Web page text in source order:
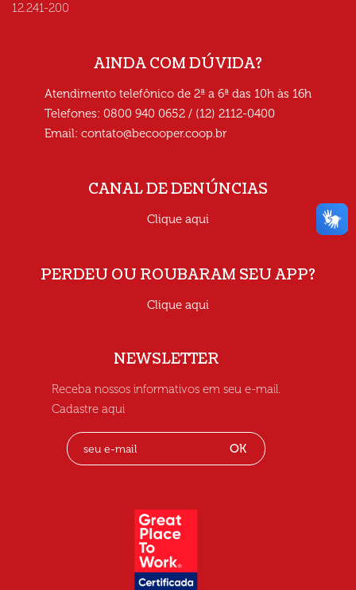
12.241-200
AINDA COM DÚVIDA?
Atendimento telefônico de 2ª a 6ª das 10h às 16h
Telefones: 0800 940 0652 / (12) 2112-0400
Email: contato@becooper.coop.br
CANAL DE DENÚNCIAS
Clique aqui
PERDEU OU ROUBARAM SEU APP?
Clique aqui
NEWSLETTER
Receba nossos informativos em seu e-mail.
Cadastre aqui
OK